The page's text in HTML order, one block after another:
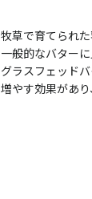
牧草で育てられ
一般的なバター
グラスフェッド
増やす効果があり